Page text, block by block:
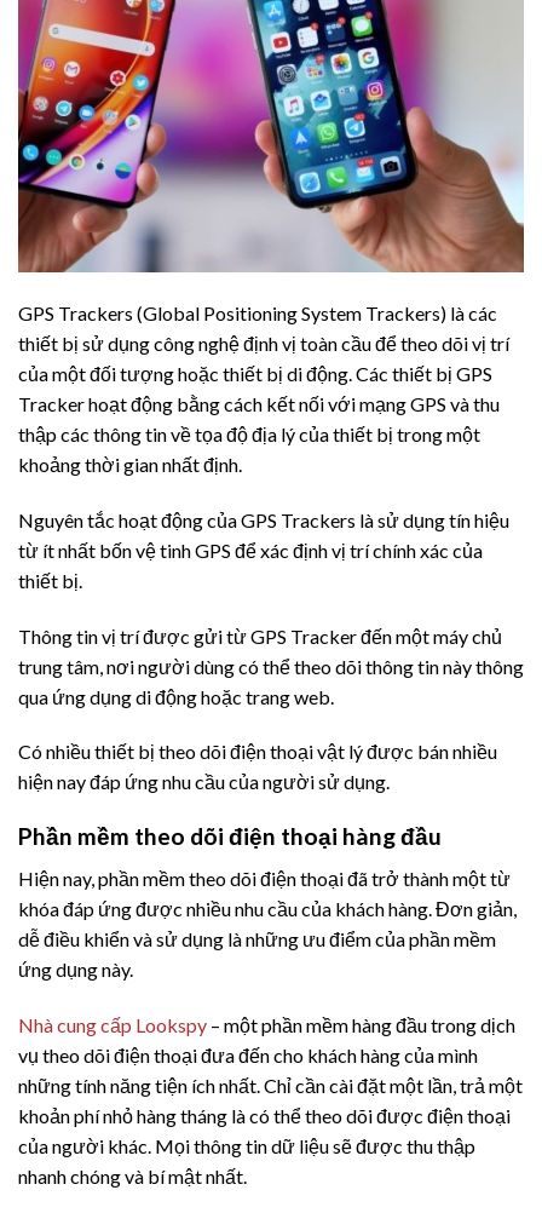
GPS Trackers (Global Positioning System Trackers) là các
thiết bị sử dụng công nghệ định vị toàn cầu để theo dõi vị trí
của một đối tượng hoặc thiết bị di động. Các thiết bị GPS
Tracker hoạt động bằng cách kết nối với mạng GPS và thu
thập các thông tin về tọa độ địa lý của thiết bị trong một
khoảng thời gian nhất định.
Nguyên tắc hoạt động của GPS Trackers là sử dụng tín hiệu
từ ít nhất bốn vệ tinh GPS để xác định vị trí chính xác của
thiết bị.
Thông tin vị trí được gửi từ GPS Tracker đến một máy chủ
trung tâm, nơi người dùng có thể theo dõi thông tin này thông
qua ứng dụng di động hoặc trang web.
Có nhiều thiết bị theo dõi điện thoại vật lý được bán nhiều
hiện nay đáp ứng nhu cầu của người sử dụng.
Phần mềm theo dõi điện thoại hàng đầu
Hiện nay, phần mềm theo dõi điện thoại đã trở thành một từ
khóa đáp ứng được nhiều nhu cầu của khách hàng. Đơn giản,
dễ điều khiển và sử dụng là những ưu điểm của phần mềm
ứng dụng này.
Nhà cung cấp Lookspy – một phần mềm hàng đầu trong dịch
vụ theo dõi điện thoại đưa đến cho khách hàng của mình
những tính năng tiện ích nhất. Chỉ cần cài đặt một lần, trả một
khoản phí nhỏ hàng tháng là có thể theo dõi được điện thoại
của người khác. Mọi thông tin dữ liệu sẽ được thu thập
nhanh chóng và bí mật nhất.